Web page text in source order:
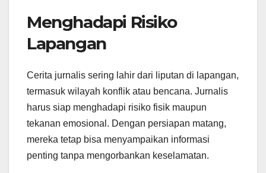
Menghadapi Risiko
Lapangan
Cerita jurnalis sering lahir dari liputan di lapangan,
termasuk wilayah konflik atau bencana. Jurnalis
harus siap menghadapi risiko fisik maupun
tekanan emosional. Dengan persiapan matang,
mereka tetap bisa menyampaikan informasi
penting tanpa mengorbankan keselamatan.